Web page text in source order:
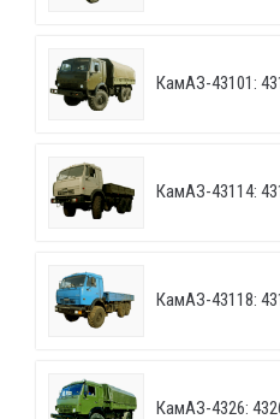
КамАЗ-43101:
КамАЗ-43114:
КамАЗ-43118:
КамАЗ-4326: